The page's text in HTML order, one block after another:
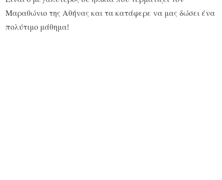
Μαραθώνιο της Αθήνας και τα κατάφερε να μας δώσει ένα
πολύτιμο μάθημα!